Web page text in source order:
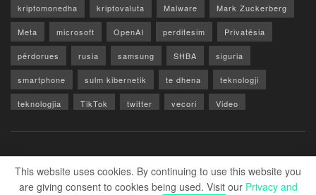
kriptomonedha kriptovaluta Malware Mark Zuckerberg
Meta microsoft OpenAI perditesim Privatësia
përdorues rusia samsung SHBA siguria
smartphone sulm kibernetik te dhena teknologji
teknologjia TikTok twitter vecori Video
© 2026 Zero1.al - Part of techzero1.com
This website uses cookies. By continuing to use this website you
are giving consent to cookies being used. Visit our Privacy and